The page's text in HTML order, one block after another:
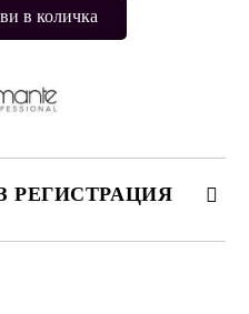
РЕГИСТРАЦИЯ